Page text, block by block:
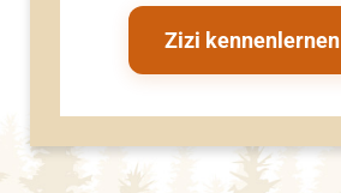
Zizi kennenlernen